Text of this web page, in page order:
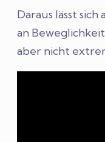
Daraus lässt
an
aber nicht